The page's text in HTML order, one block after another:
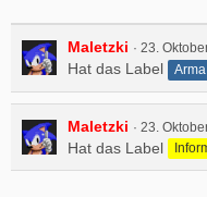
Maletzki 23.
Hat das Label
Maletzki 23.
Hat das Label